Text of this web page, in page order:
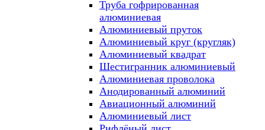
Труба гофрированная
алюминиевая
Алюминиевый пруток
Алюминиевый круг (кругляк)
Алюминиевый квадрат
Шестигранник алюминиевый
Алюминиевая проволока
Анодированный алюминий
Авиационный алюминий
Алюминиевый лист